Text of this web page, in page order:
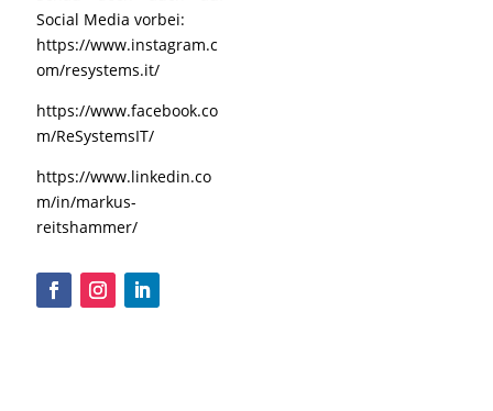
Social Media vorbei:
https://www.instagram.c
om/resystems.it/
https://www.facebook.co
m/ReSystemsIT/
https://www.linkedin.co
m/in/markus-
reitshammer/